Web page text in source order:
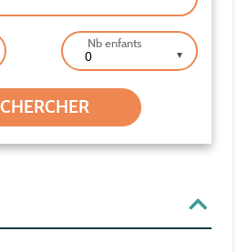
Nb enfants
▼